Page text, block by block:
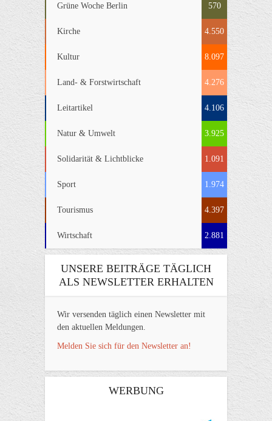
Grüne Woche Berlin 570
Kirche 4.550
Kultur 8.097
Land- & Forstwirtschaft 4.276
Leitartikel 4.106
Natur & Umwelt 3.925
Solidarität & Lichtblicke 1.091
Sport 1.974
Tourismus 4.397
Wirtschaft 2.881
UNSERE BEITRÄGE TÄGLICH
ALS NEWSLETTER ERHALTEN
Wir versenden täglich einen Newsletter mit
den aktuellen Meldungen.
Melden Sie sich für den Newsletter an!
WERBUNG